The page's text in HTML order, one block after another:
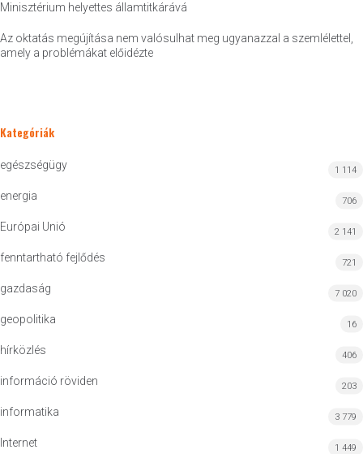
Minisztérium helyettes államtitkárává
Az oktatás megújítása nem valósulhat meg ugyanazzal a szemlélettel,
amely a problémákat előidézte
Kategóriák
egészségügy 1 114
energia 706
Európai Unió 2 141
fenntartható fejlődés 721
gazdaság 7 020
geopolitika 16
hírközlés 406
információ röviden 203
informatika 3 779
Internet 1 449